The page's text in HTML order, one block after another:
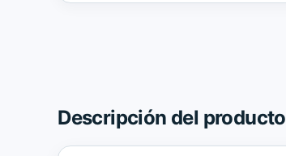
Descripción del producto